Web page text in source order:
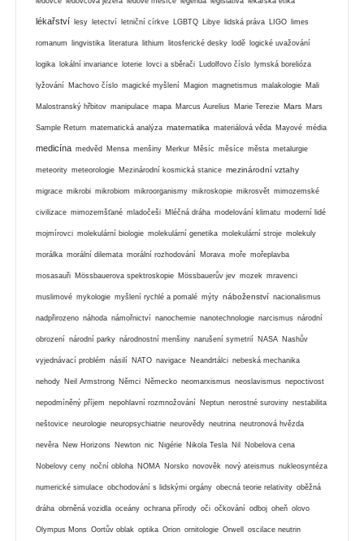
lékařství lesy letectví letniční církve LGBTQ Libye lidská práva LIGO limes
romanum lingvistika literatura lithium litosferické desky lodě logické uvažování
logika lokální invariance loterie lovci a sběrači Ludolfovo číslo lymská borelióza
lyžování Machovo číslo magické myšlení Magion magnetismus malakologie Mali
Malostranský hřbitov manipulace mapa Marcus Aurelius Marie Terezie Mars Mars
Sample Return matematická analýza matematika materiálová věda Mayové média
medicína medvěd Mensa menšiny Merkur Měsíc měsíce města metalurgie
meteority meteorologie Mezinárodní kosmická stanice mezinárodní vztahy
migrace mikrobi mikrobiom mikroorganismy mikroskopie mikrosvět mimozemské
civilizace mimozemšťané mladočeši Mléčná dráha modelování klimatu moderní lidé
mojmírovci molekulární biologie molekulární genetika molekulární stroje molekuly
morálka morální dilemata morální rozhodování Morava moře mořeplavba
mosasauři Mössbauerova spektroskopie Mössbauerův jev mozek mravenci
muslimové mykologie myšlení rychlé a pomalé mýty náboženství nacionalismus
nadpřirozeno náhoda námořnictví nanochemie nanotechnologie narcismus národní
obrození národní parky národnostní menšiny narušení symetrií NASA Nashův
vyjednávací problém násilí NATO navigace Neandrtálci nebeská mechanika
nehody Neil Armstrong Němci Německo neomarxismus neoslavismus nepoctivost
nepodmíněný příjem nepohlavní rozmnožování Neptun nerostné suroviny nestabilita
neštovice neurologie neuropsychiatrie neurovědy neutrina neutronová hvězda
nevěra New Horizons Newton nic Nigérie Nikola Tesla Nil Nobelova cena
Nobelovy ceny noční obloha NOMA Norsko novověk nový ateismus nukleosyntéza
numerické simulace obchodování s lidskými orgány obecná teorie relativity oběžná
dráha obrněná vozidla oceány ochrana přírody oči očkování odboj oheň olovo
Olympus Mons Oortův oblak optika Orion ornitologie Orwell oscilace neutrin